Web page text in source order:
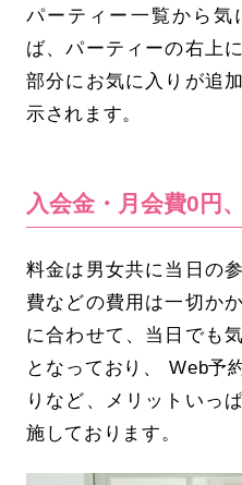
パーティー一覧から気
ば、パーティーの右上
部分にお気に入りが追
示されます。
入会金・月会費0円
料金は男女共に当日の
費などの費用は一切か
に合わせて、当日でも
となっており、 Web予
りなど、メリットいっ
施しております。